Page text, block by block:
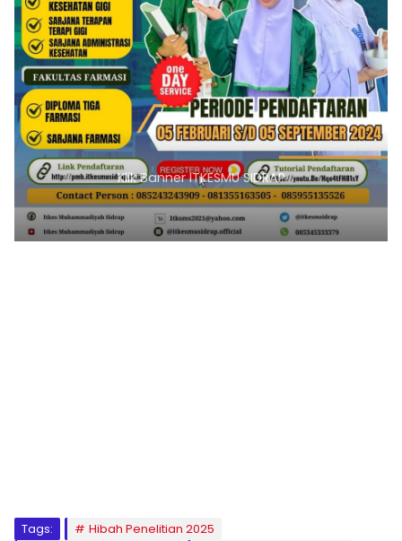
Klik Banner ITKESMU SIDRAP
Tags:
Hibah Penelitian 2025